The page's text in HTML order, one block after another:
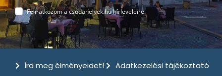
Feliratkozom a csodahelyek.hu hírleveleire.
Írd meg élményeidet!
Adatkezelési tájékoztató